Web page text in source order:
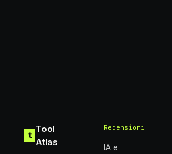
t
Tool
Atlas
Recensioni
IA e